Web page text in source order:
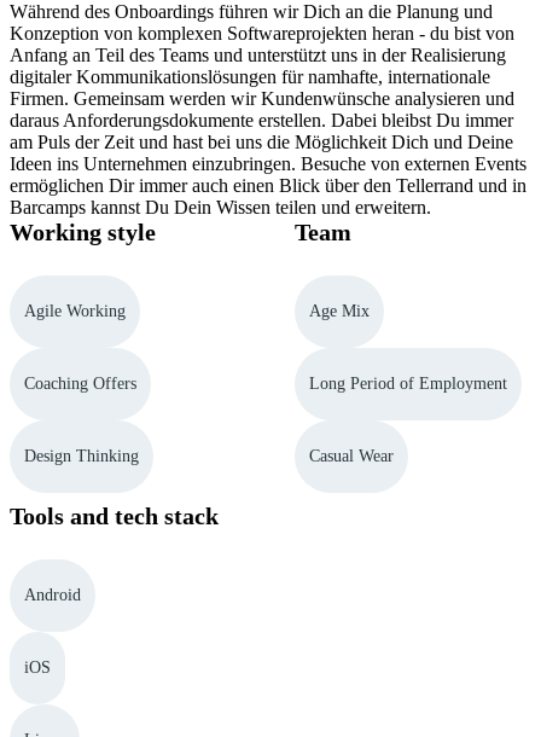
Während des Onboardings führen wir Dich an die Planung und
Konzeption von komplexen Softwareprojekten heran - du bist von
Anfang an Teil des Teams und unterstützt uns in der Realisierung
digitaler Kommunikationslösungen für namhafte, internationale
Firmen. Gemeinsam werden wir Kundenwünsche analysieren und
daraus Anforderungsdokumente erstellen. Dabei bleibst Du immer
am Puls der Zeit und hast bei uns die Möglichkeit Dich und Deine
Ideen ins Unternehmen einzubringen. Besuche von externen Events
ermöglichen Dir immer auch einen Blick über den Tellerrand und in
Barcamps kannst Du Dein Wissen teilen und erweitern.
Working style
Agile Working
Coaching Offers
Design Thinking
Team
Age Mix
Long Period of Employment
Casual Wear
Tools and tech stack
Android
iOS